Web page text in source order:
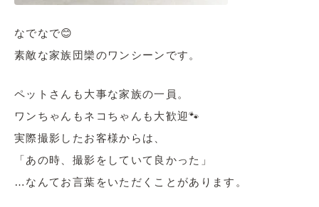
なでなで😊
素敵な家族団欒のワンシーンです。
ペットさんも大事な家族の一員。
ワンちゃんもネコちゃんも大歓迎🐾
実際撮影したお客様からは、
「あの時、撮影をしていて良かった」
…なんてお言葉をいただくことがあります。